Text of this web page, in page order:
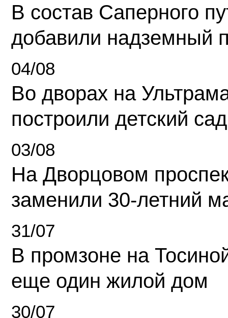
В состав Саперного
добавили надземный
04/08
Во дворах на
построили детский сад
03/08
На Дворцовом
заменили 30-летний
31/07
В промзоне на
еще один жилой дом
30/07